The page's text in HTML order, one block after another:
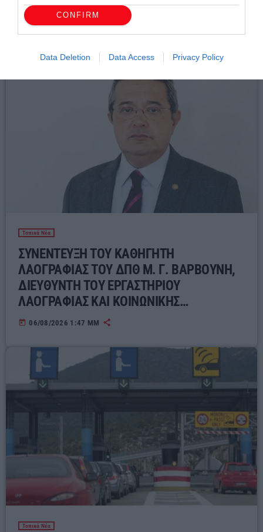
CONFIRM
Data Deletion Data Access Privacy Policy
Σχετικά άρθρα
Τοπικά Νέα
ΣΥΝΕΝΤΕΥΞΗ ΤΟΥ ΚΑΘΗΓΗΤΗ
ΛΑΟΓΡΑΦΙΑΣ ΤΟΥ ΔΠΘ Μ. Γ. ΒΑΡΒΟΥΝΗ,
ΔΙΕΥΘΥΝΤΗ ΤΟΥ ΕΡΓΑΣΤΗΡΙΟΥ
ΛΑΟΓΡΑΦΙΑΣ ΚΑΙ ΚΟΙΝΩΝΙΚΗΣ
ΑΝΘΡΩΠΟΛΟΓΙΑΣ ΓΙΑ ΤΟΝ ΣΥΓΧΡΟΝΟ
today 06/08/2026 1:47 ΜΜ
Τοπικά Νέα